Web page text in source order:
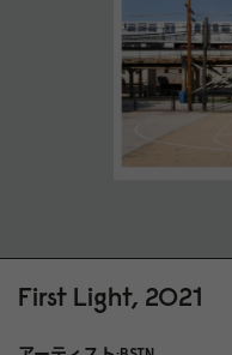
額装 額装は付属しません
ビスを提供しています。ガ
の発送はできません。詳細
発送 各ファインアートプ
製作されます。発送までに
発売日 2024 年 6 月 17 日
First Light, 2021